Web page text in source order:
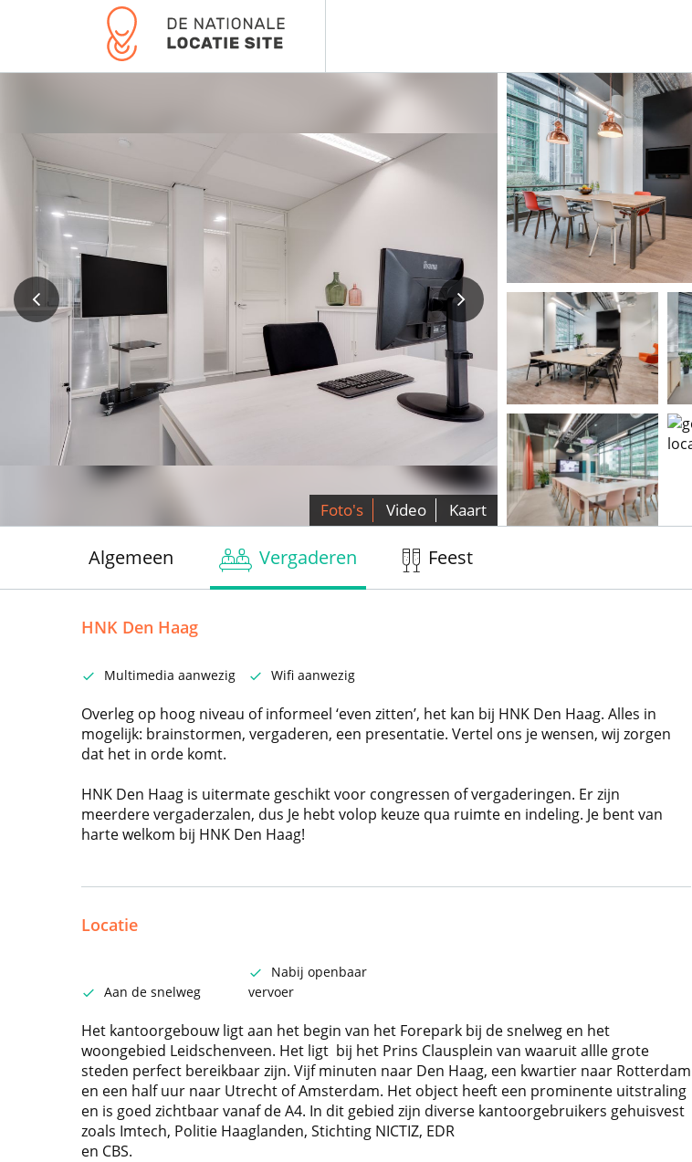
Foto's Video Kaart
Algemeen Vergaderen Feest
HNK Den Haag
Multimedia aanwezig Wifi aanwezig
Overleg op hoog niveau of informeel ‘even zitten’, het kan bij HNK Den Haag. Alles in
mogelijk: brainstormen, vergaderen, een presentatie. Vertel ons je wensen, wij zorgen
dat het in orde komt.
HNK Den Haag is uitermate geschikt voor congressen of vergaderingen. Er zijn
meerdere vergaderzalen, dus Je hebt volop keuze qua ruimte en indeling. Je bent van
harte welkom bij HNK Den Haag!
Locatie
Aan de snelweg
Nabij openbaar
vervoer
Het kantoorgebouw ligt aan het begin van het Forepark bij de snelweg en het
woongebied Leidschenveen. Het ligt bij het Prins Clausplein van waaruit allle grote
steden perfect bereikbaar zijn. Vijf minuten naar Den Haag, een kwartier naar Rotterdam
en een half uur naar Utrecht of Amsterdam. Het object heeft een prominente uitstraling
en is goed zichtbaar vanaf de A4. In dit gebied zijn diverse kantoorgebruikers gehuisvest
zoals Imtech, Politie Haaglanden, Stichting NICTIZ, EDR
en CBS.